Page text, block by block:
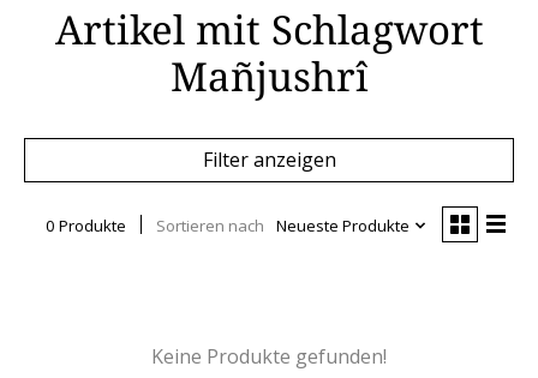
Artikel mit Schlagwort
Mañjushrî
Filter anzeigen
0 Produkte Sortieren nach Neueste Produkte
Keine Produkte gefunden!